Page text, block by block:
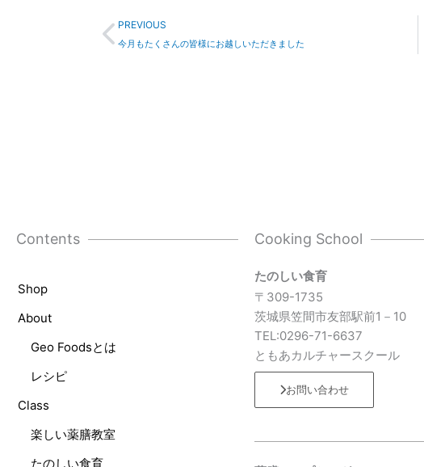
Prev
PREVIOUS
今月もたくさんの皆様にお越しいただきました
Contents
Shop
About
Geo Foodsとは
レシピ
Class
楽しい薬膳教室
たのしい食育
Cooking School
たのしい食育
〒309-1735
茨城県笠間市友部駅前1－10
TEL:0296-71-6637
ともあカルチャースクール
お問い合わせ